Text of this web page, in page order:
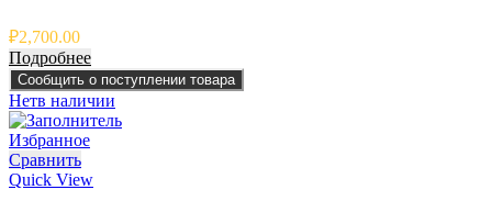
₽2,700.00
Подробнее
Сообщить о поступлении товара
Нетв наличии
Избранное
Сравнить
Quick View